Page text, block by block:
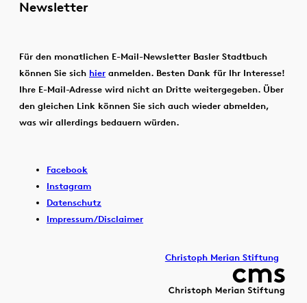
Newsletter
Für den monatlichen E-Mail-Newsletter Basler Stadtbuch
können Sie sich hier anmelden. Besten Dank für Ihr Interesse!
Ihre E-Mail-Adresse wird nicht an Dritte weitergegeben. Über
den gleichen Link können Sie sich auch wieder abmelden,
was wir allerdings bedauern würden.
Facebook
Instagram
Datenschutz
Impressum/Disclaimer
Christoph Merian Stiftung